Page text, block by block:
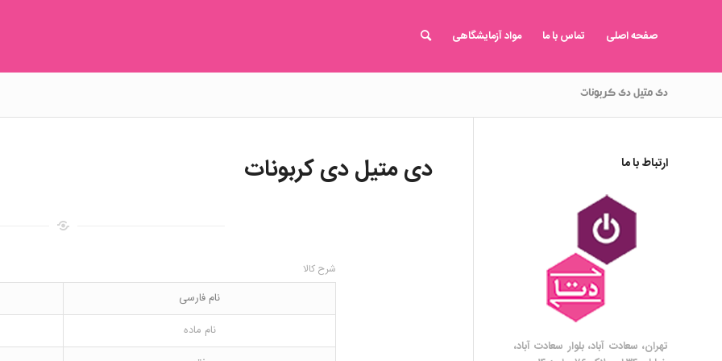
صفحه اصلی تماس با ما مواد آزمایشگاهی
دی متیل دی کربونات
دی متیل دی کربونات
شرح کالا
نام فارسی
نام ماده
ارتباط با ما
تهران، سعادت آباد، بلوار سعادت آباد،